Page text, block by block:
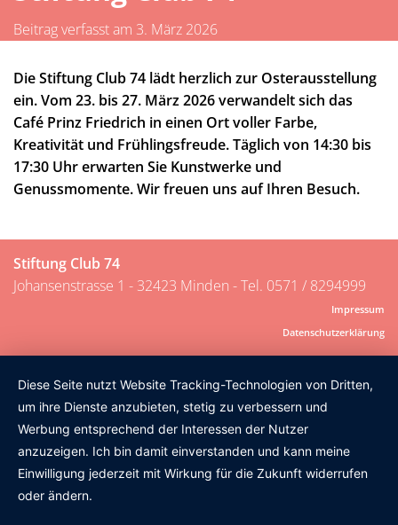
Beitrag verfasst am 3. März 2026
Die Stiftung Club 74 lädt herzlich zur Osterausstellung
ein.Vom 23. bis 27. März 2026 verwandelt sich das
Café Prinz Friedrich in einen Ort voller Farbe,
Kreativität und Frühlingsfreude.Täglich von 14:30 bis
17:30 Uhr erwarten Sie Kunstwerke und
Genussmomente.Wir freuen uns auf Ihren Besuch.
Stiftung Club 74
Johansenstrasse 1 - 32423 Minden - Tel. 0571 / 8294999
Impressum
Datenschutzerklärung
Diese Seite nutzt Website Tracking-Technologien von Dritten,
um ihre Dienste anzubieten, stetig zu verbessern und
Werbung entsprechend der Interessen der Nutzer
anzuzeigen. Ich bin damit einverstanden und kann meine
Einwilligung jederzeit mit Wirkung für die Zukunft widerrufen
oder ändern.